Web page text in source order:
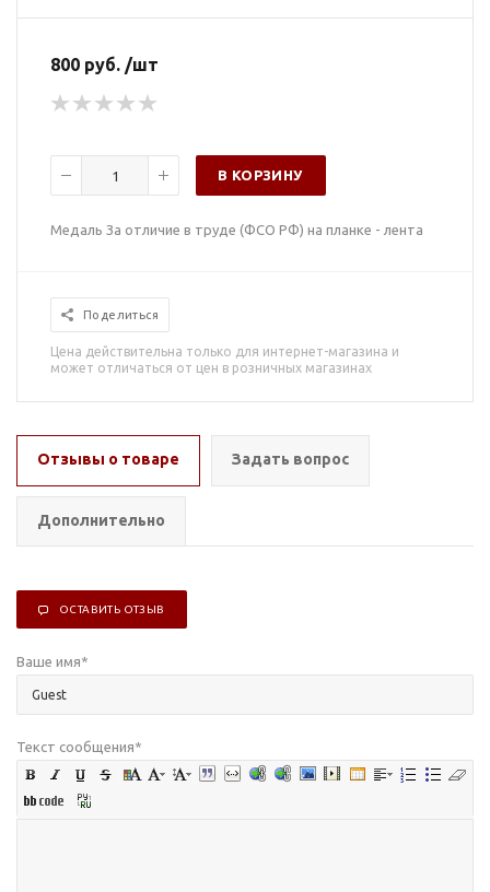
800 руб. /шт
В КОРЗИНУ
Медаль За отличие в труде (ФСО РФ) на планке - лента
Поделиться
Цена действительна только для интернет-магазина и
может отличаться от цен в розничных магазинах
Отзывы о товаре Задать вопрос
Дополнительно
ОСТАВИТЬ ОТЗЫВ
Ваше имя*
Текст сообщения*